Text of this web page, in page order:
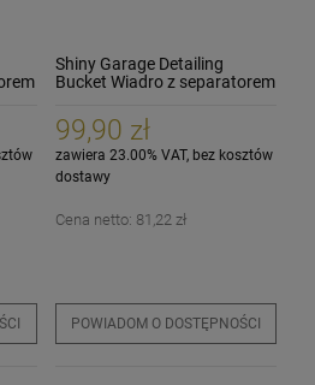
Shiny Garage Detailing
Bucket Wiadro z separatorem
99,90 zł
zawiera 23.00% VAT, bez kosztów
dostawy
Cena netto: 81,22 zł
POWIADOM O DOSTĘPNOŚCI